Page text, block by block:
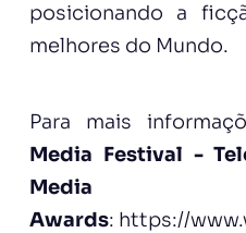
posicionando a
melhores do Mundo.
Para mais
Media Festival -
Media
Awards: https://